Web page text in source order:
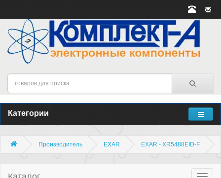
Категории
Производитель EXAR EXAR - XR5488EID-F